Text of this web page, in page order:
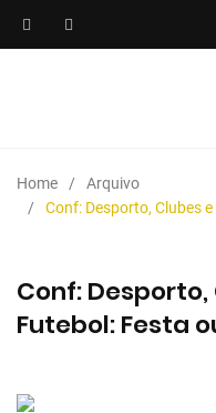
Home
Arquivo
Conf: Desporto, Clubes
Conf:
Futebol: Festa